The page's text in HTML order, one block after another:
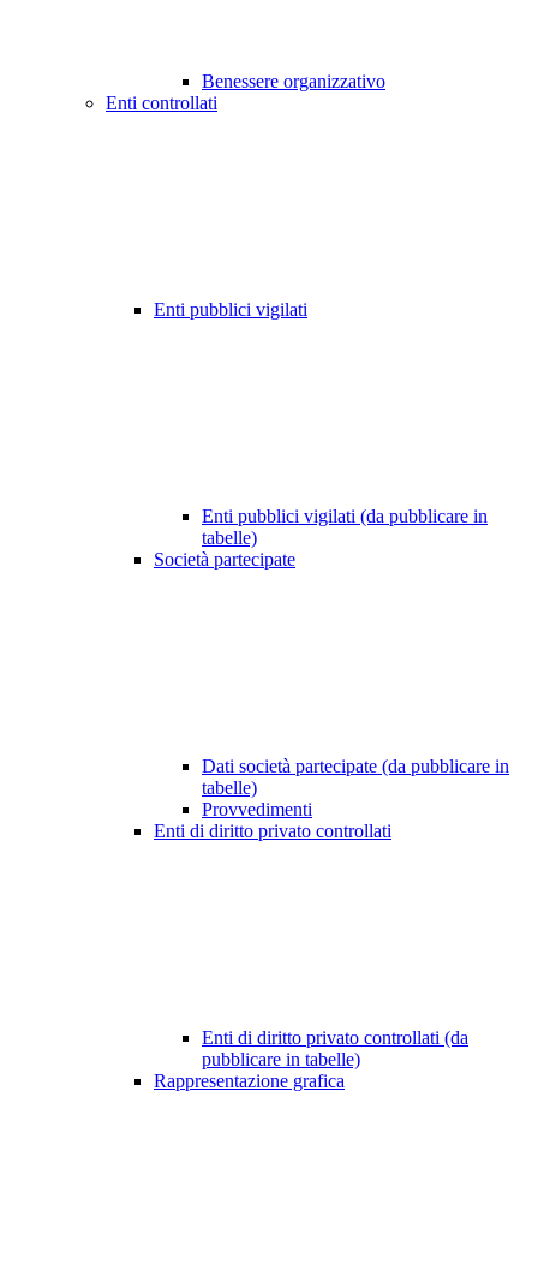
Benessere organizzativo
Enti controllati
Enti pubblici vigilati
Enti pubblici vigilati (da pubblicare in
tabelle)
Società partecipate
Dati società partecipate (da pubblicare in
tabelle)
Provvedimenti
Enti di diritto privato controllati
Enti di diritto privato controllati (da
pubblicare in tabelle)
Rappresentazione grafica